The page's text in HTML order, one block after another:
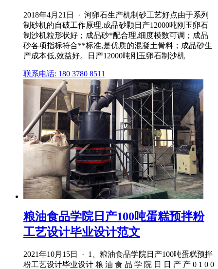
2018年4月21日 · 河卵石生产机制砂工艺好点由于系列
制砂机的自破工作原理,成品砂颗日产12000吨刚玉卵石
制沙机粒形状好；成品砂*配合理,细度模数可调；成品
砂各项指标符合**标准,是优质的混凝土骨料；成品砂生
产成本低,效益好。日产12000吨刚玉卵石制沙机
联系电话: 180 3780 8511
粮油食品学院日产100吨蛋糕预拌粉
工艺设计毕业设计范文
2021年10月15日 · 1、粮油食品学院日产100吨蛋糕预拌
粉工艺设计毕业设计 粮 油 食 品 学 院 日 日 产 产 0 1 0 0